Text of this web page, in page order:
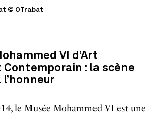
© OTrabat
VI d’Art
Contemporain : la scène
le Musée Mohammed VI est une